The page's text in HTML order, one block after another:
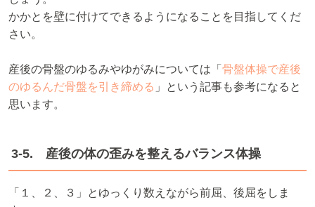
かかとを壁に付けてできるようになることを目指してくだ
さい。
産後の骨盤のゆるみやゆがみについては「 骨盤体操で産後
のゆるんだ骨盤を引き締める 」という記事も参考になると
思います。
3-5. 産後の体の歪みを整えるバランス体操
「１、２、３」とゆっくり数えながら前屈、後屈をしま